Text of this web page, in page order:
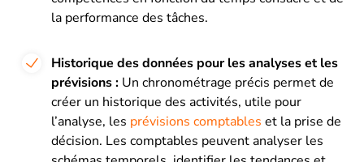
la performance des tâches.
Historique des données pour les analyses et les
prévisions : Un chronométrage précis permet de
créer un historique des activités, utile pour
l’analyse, les prévisions comptables et la prise de
décision. Les comptables peuvent analyser les